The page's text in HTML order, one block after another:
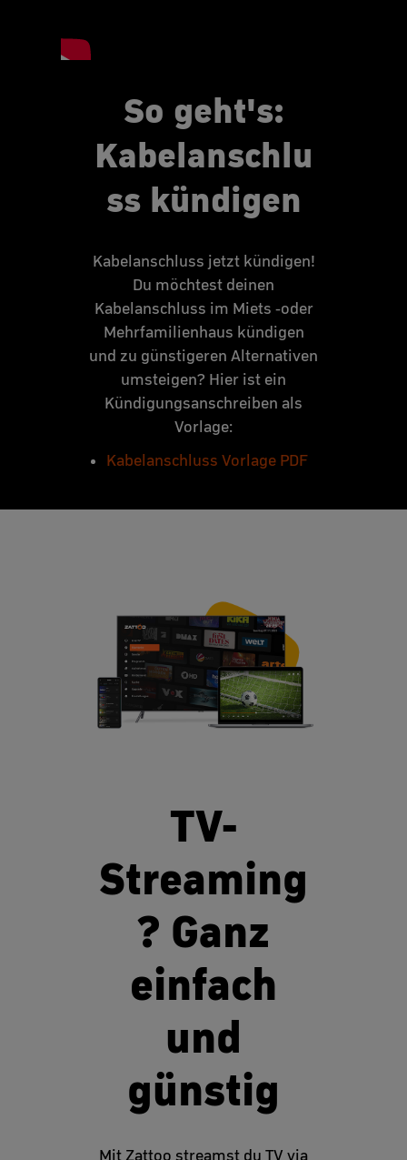
So geht's:
Kabelanschlu
ss kündigen
Kabelanschluss jetzt kündigen!
Du möchtest deinen
Kabelanschluss im Miets -oder
Mehrfamilienhaus kündigen
und zu günstigeren Alternativen
umsteigen? Hier ist ein
Kündigungsanschreiben als
Vorlage:
Kabelanschluss Vorlage PDF
TV-
Streaming
? Ganz
einfach
und
günstig
Mit Zattoo streamst du TV via